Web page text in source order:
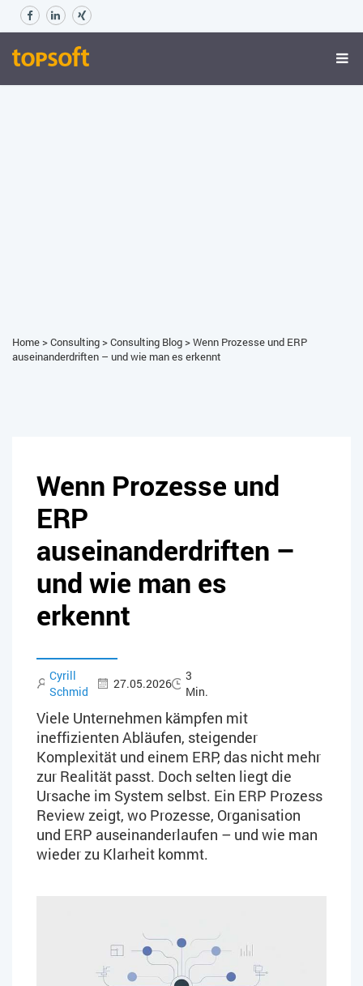
Home>Consulting>Consulting Blog>Wenn Prozesse und ERP
auseinanderdriften – und wie man es erkennt
Wenn Prozesse und
ERP
auseinanderdriften –
und wie man es
erkennt
Cyrill
Schmid
27.05.2026
3
Min.
Viele Unternehmen kämpfen mit
ineffizienten Abläufen, steigender
Komplexität und einem ERP, das nicht mehr
zur Realität passt. Doch selten liegt die
Ursache im System selbst. Ein ERP Prozess
Review zeigt, wo Prozesse, Organisation
und ERP auseinanderlaufen – und wie man
wieder zu Klarheit kommt.